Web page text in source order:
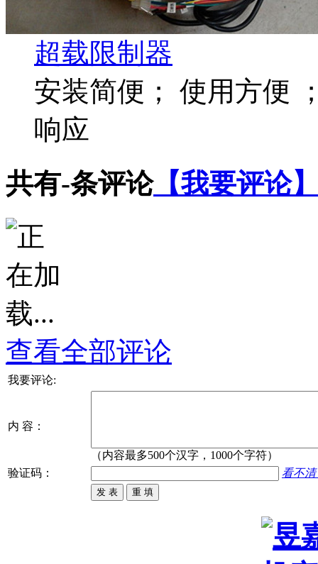
超载限制器
安装简便； 使用方便
响应
共有-条评论【我要评论
查看全部评论
我要评论:
内 容：
（内容最多500个汉字，1000个字符）
验证码：
看不